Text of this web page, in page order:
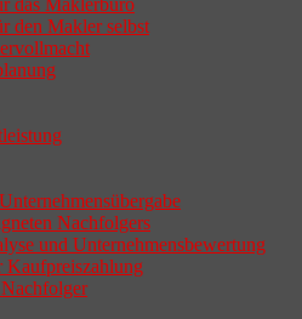
das Maklerbüro
den Makler selbst
Nachfolgers
und Unternehmensbewertung
Kaufpreiszahlung